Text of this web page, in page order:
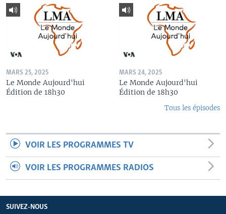
MARS 25, 2025
Le Monde Aujourd'hui
Édition de 18h30
MARS 24, 2025
Le Monde Aujourd'hui
Édition de 18h30
Tous les épisodes
VOIR LES PROGRAMMES TV
VOIR LES PROGRAMMES RADIOS
SUIVEZ-NOUS